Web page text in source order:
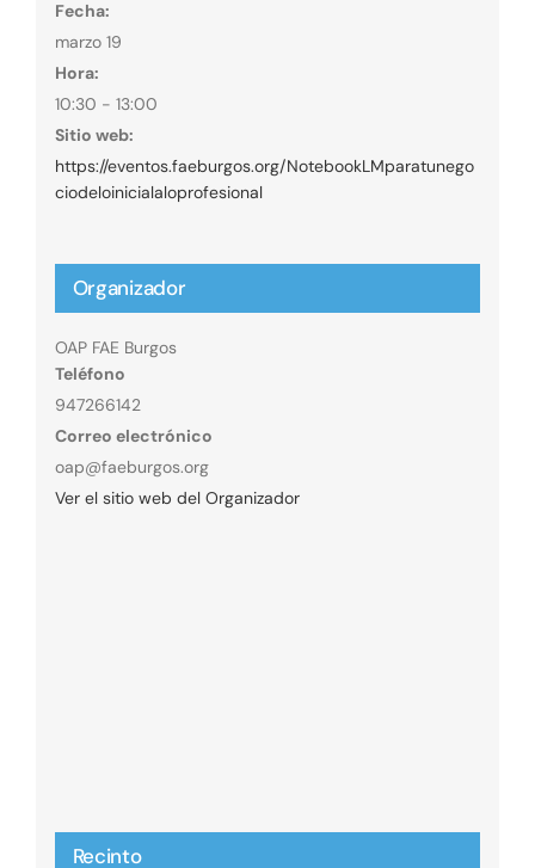
Fecha:
marzo 19
Hora:
10:30 - 13:00
Sitio web:
https://eventos.faeburgos.org/NotebookLMparatunego
ciodeloinicialaloprofesional
Organizador
OAP FAE Burgos
Teléfono
947266142
Correo electrónico
oap@faeburgos.org
Ver el sitio web del Organizador
Recinto